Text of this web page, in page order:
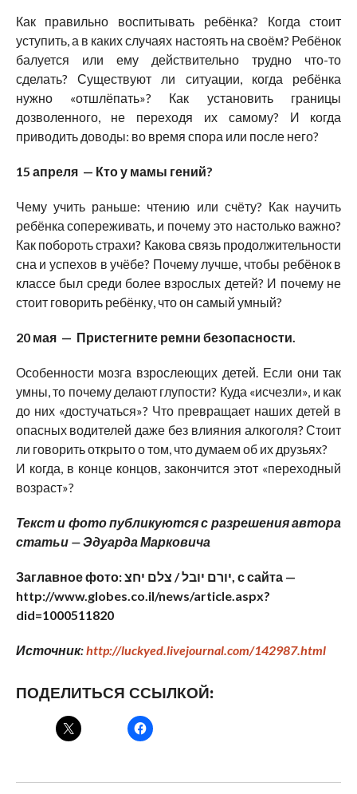
Как правильно воспитывать ребёнка? Когда стоит
уступить, а в каких случаях настоять на своём? Ребёнок
балуется или ему действительно трудно что-то
сделать? Существуют ли ситуации, когда ребёнка
нужно «отшлёпать»? Как установить границы
дозволенного, не переходя их самому? И когда
приводить доводы: во время спора или после него?
15 апреля — Кто у мамы гений?
Чему учить раньше: чтению или счёту? Как научить
ребёнка сопереживать, и почему это настолько важно?
Как побороть страхи? Какова связь продолжительности
сна и успехов в учёбе? Почему лучше, чтобы ребёнок в
классе был среди более взрослых детей? И почему не
стоит говорить ребёнку, что он самый умный?
20 мая — Пристегните ремни безопасности.
Особенности мозга взрослеющих детей. Если они так
умны, то почему делают глупости? Куда «исчезли», и как
до них «достучаться»? Что превращает наших детей в
опасных водителей даже без влияния алкоголя? Стоит
ли говорить открыто о том, что думаем об их друзьях?
И когда, в конце концов, закончится этот «переходный
возраст»?
Текст и фото публикуются с разрешения автора
статьи — Эдуарда Марковича
Заглавное фото: יורם יובל / צלם יחצ, с сайта —
http://www.globes.co.il/news/article.aspx?
did=1000511820
Источник:http://luckyed.livejournal.com/142987.html
ПОДЕЛИТЬСЯ ССЫЛКОЙ: